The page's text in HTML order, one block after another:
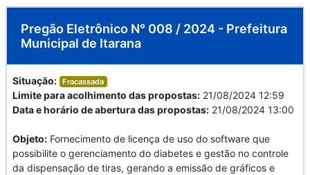
Pregão Eletrônico N° 008 / 2024 - Prefeitura
Municipal de Itarana
Situação: Fracassada
Limite para acolhimento das propostas: 21/08/2024 12:59
Data e horário de abertura das propostas: 21/08/2024 13:00
Objeto: Fornecimento de licença de uso do software que
possibilite o gerenciamento do diabetes e gestão no controle
da dispensação de tiras, gerando a emissão de gráficos e